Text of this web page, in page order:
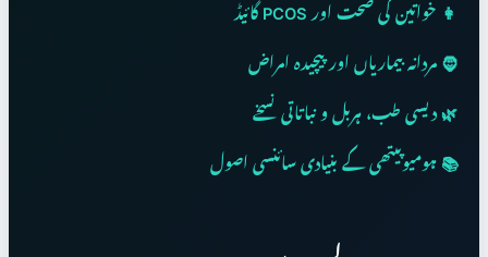
👩 خواتین کی صحت اور PCOS گائیڈ
🧔 مردانہ بیماریاں اور پیچیدہ امراض
🌿 دیسی طب، ہربل و نباتاتی نسخے
📚 ہومیوپیتھی کے بنیادی سائنسی اصول